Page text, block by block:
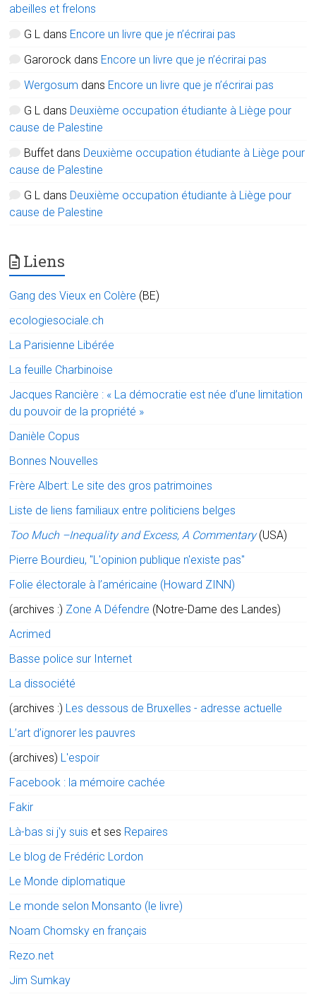
abeilles et frelons
G L dans Encore un livre que je n’écrirai pas
Garorock dans Encore un livre que je n’écrirai pas
Wergosum dans Encore un livre que je n’écrirai pas
G L dans Deuxième occupation étudiante à Liège pour
cause de Palestine
Buffet dans Deuxième occupation étudiante à Liège pour
cause de Palestine
G L dans Deuxième occupation étudiante à Liège pour
cause de Palestine
Liens
Gang des Vieux en Colère (BE)
ecologiesociale.ch
La Parisienne Libérée
La feuille Charbinoise
Jacques Rancière : « La démocratie est née d’une limitation
du pouvoir de la propriété »
Danièle Copus
Bonnes Nouvelles
Frère Albert: Le site des gros patrimoines
Liste de liens familiaux entre politiciens belges
Too Much –Inequality and Excess, A Commentary (USA)
Pierre Bourdieu, "L'opinion publique n'existe pas"
Folie électorale à l’américaine (Howard ZINN)
(archives :) Zone A Défendre (Notre-Dame des Landes)
Acrimed
Basse police sur Internet
La dissociété
(archives :) Les dessous de Bruxelles - adresse actuelle
L’art d’ignorer les pauvres
(archives) L'espoir
Facebook : la mémoire cachée
Fakir
Là-bas si j'y suis et ses Repaires
Le blog de Frédéric Lordon
Le Monde diplomatique
Le monde selon Monsanto (le livre)
Noam Chomsky en français
Rezo.net
Jim Sumkay